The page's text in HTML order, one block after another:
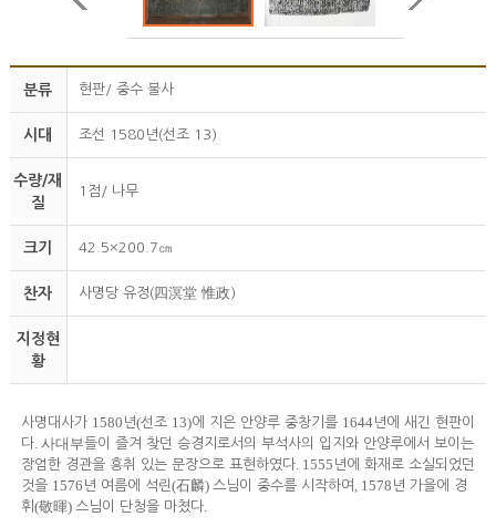
분류 현판/ 중수 불사
시대 조선 1580년(선조 13)
수량/재
질
1점/ 나무
크기 42.5×200.7㎝
찬자 사명당 유정(四溟堂 惟政)
지정현
황
사명대사가 1580 년(선조 13)에 지은 안양루 중창기를 1644년에 새긴 현판이
다. 사대부들이 즐겨 찾던 승경지로서의 부석사의 입지와 안양루에서 보이는
장엄한 경관을 흥취 있는 문장으로 표현하였다. 1555 년에 화재로 소실되었던
것을 1576 년 여름에 석린(石麟) 스님이 중수를 시작하여 , 1578 년 가을에 경
휘 (敬暉) 스님이 단청을 마쳤다.